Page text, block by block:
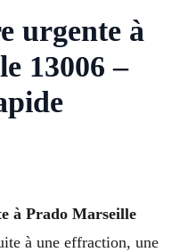
urgente à
13006 –
à Prado Marseille
à une effraction, une